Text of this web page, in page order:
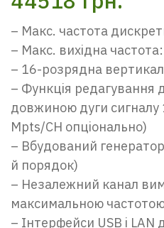
– Макс. частота
– Макс. вихідна
– 16-розрядна
– Функція редагування
довжиною дуги сигналу
Mpts/CH опціонально)
– Вбудований
й порядок)
– Незалежний канал
максимальною
– Інтерфейси USB і